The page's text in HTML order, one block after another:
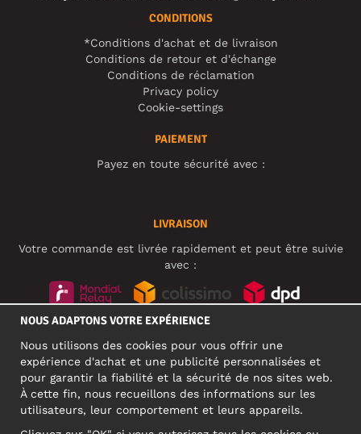
CONDITIONS
*Conditions d'achat et de livraison
Conditions de retour et d'échange
Conditions de réclamation
Privacy policy
Cookie-settings
PAIEMENT
Payez en toute sécurité avec :
LIVRAISON
Votre commande est livrée rapidement et peut être suivie
avec :
ADRESSE PROFESSIONNELLE
NOUS ADAPTONS VOTRE EXPÉRIENCE
Nous utilisons des cookies pour vous offrir une
expérience d'achat et une publicité personnalisées et
pour garantir la fiabilité et la sécurité de nos sites web.
À cette fin, nous recueillons des informations sur les
utilisateurs, leur comportement et leurs appareils.